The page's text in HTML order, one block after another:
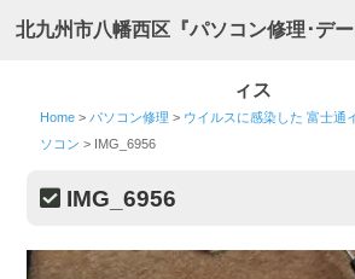
北九州市八幡西区『パソコン修理･デ
ィス
Home > パソコン修理 > ウイルスに感染した 富士通
ソコン > IMG_6956
IMG_6956